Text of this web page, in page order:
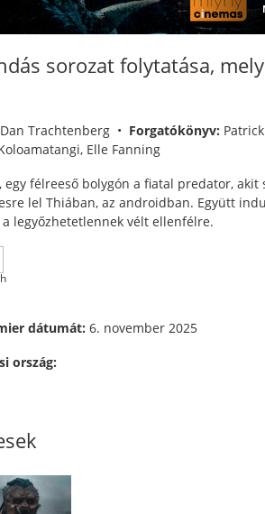
sorozat folytatása,
Dan Trachtenberg • Forgatókönyv:
Elle Fanning
egy félreeső bolygón a fiatal predator, akit
lel Thiában, az androidban. Együtt
legyőzhetetlennek vélt ellenfélre.
dátumát: 6. november 2025
ország: